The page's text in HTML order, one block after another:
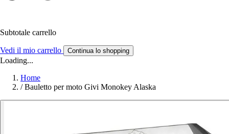
Subtotale carrello
Vedi il mio carrello Continua lo shopping
Loading...
Home
/ Bauletto per moto Givi Monokey Alaska